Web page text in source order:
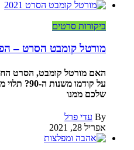
ביקורות סרטים
מורטל קומבט הסרט –
על קודמו
שלכם ממנו
By עדי פרל
אפריל 28, 2021